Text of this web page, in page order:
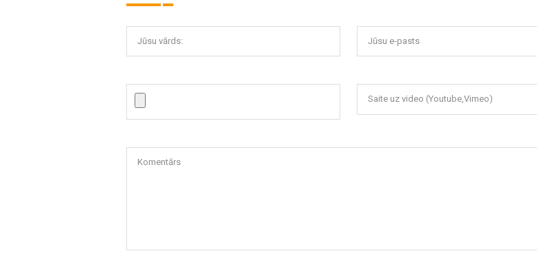
Jūsu vārds: Jūsu e-pasts
Saite uz video (Youtube,Vimeo)
Komentārs